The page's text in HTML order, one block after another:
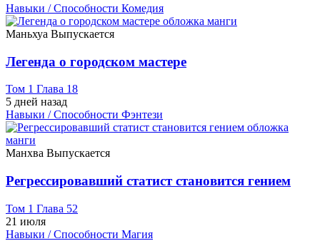
Навыки / Способности Комедия
Маньхуа Выпускается
Легенда о городском мастере
Том 1 Глава 18
5 дней назад
Навыки / Способности Фэнтези
Манхва Выпускается
Регрессировавший статист становится гением
Том 1 Глава 52
21 июля
Навыки / Способности Магия